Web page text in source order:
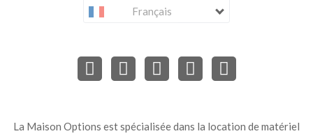
Français
La Maison Options est spécialisée dans la location de matériel